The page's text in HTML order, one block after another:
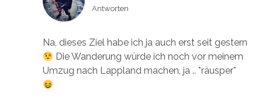
Antworten
Na, dieses Ziel habe ich ja auch erst seit gestern
Die Wanderung würde ich noch vor meinem
Umzug nach Lappland machen, ja .. *räusper*